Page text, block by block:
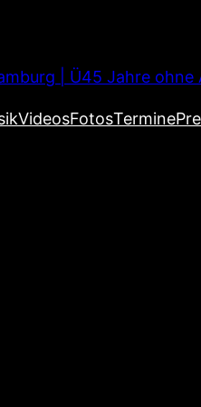
| Ü45 Jahre
VideosFotosTermine